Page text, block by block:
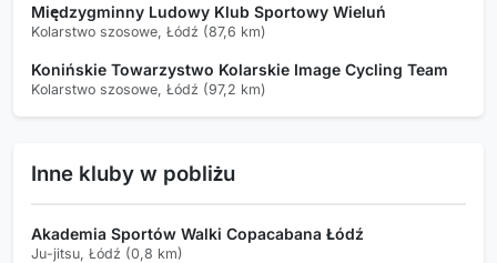
Międzygminny Ludowy Klub Sportowy Wieluń
Kolarstwo szosowe, Łódź (87,6 km)
Konińskie Towarzystwo Kolarskie Image Cycling Team
Kolarstwo szosowe, Łódź (97,2 km)
Inne kluby w pobliżu
Akademia Sportów Walki Copacabana Łódź
Ju-jitsu, Łódź (0,8 km)